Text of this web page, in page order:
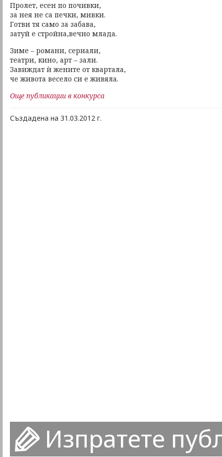
Пролет, есен по почивки,
за нея не са печки, мивки.
Готви тя само за забава,
затуй е стройна,вечно млада.
Зиме – романи, сериали,
театри, кино, арт – зали.
Завиждат ѝ жените от квартала,
че живота весело си е живяла.
Още публикации в конкурса
Създадена на 31.03.2012 г.
Изпратете